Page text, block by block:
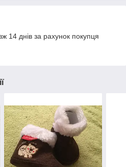
14 днів за рахунок покупця